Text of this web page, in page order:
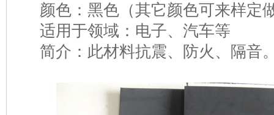
颜色：黑色（其它颜色可来样定
适用于领域：电子、汽车等
简介：此材料抗震、防火、隔音